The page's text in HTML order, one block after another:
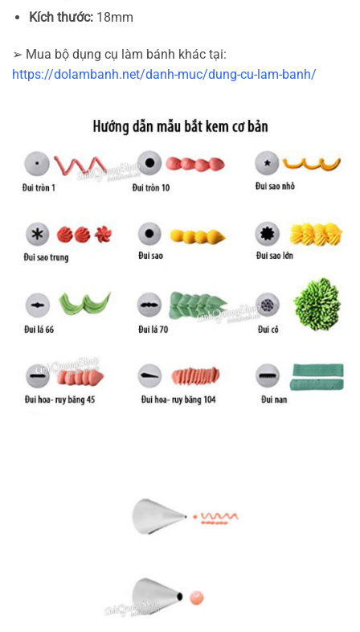
Kích thước:18mm
➢ Mua bộ dụng cụ làm bánh khác tại:
https://dolambanh.net/danh-muc/dung-cu-lam-banh/